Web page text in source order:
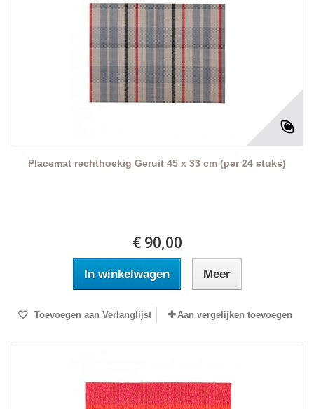
Placemat rechthoekig Geruit 45 x 33 cm (per 24 stuks)
€ 90,00
In winkelwagen Meer
Toevoegen aan Verlanglijst Aan vergelijken toevoegen